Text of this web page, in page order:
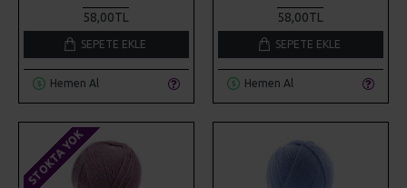
58,00TL
SEPETE EKLE
Hemen Al
58,00TL
SEPETE EKLE
Hemen Al
STOKTA YOK